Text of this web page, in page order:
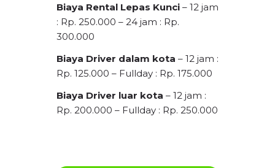
Biaya Rental Lepas Kunci– 12 jam
: Rp. 250.000 – 24 jam : Rp.
300.000
Biaya Driver dalam kota – 12 jam :
Rp. 125.000 – Fullday : Rp. 175.000
Biaya Driver luar kota – 12 jam :
Rp. 200.000 – Fullday : Rp. 250.000